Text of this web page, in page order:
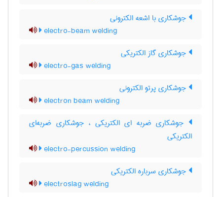
جوشکاری با اشعه الکترونی
electro-beam welding
جوشکاری گاز الکتریکی
electro-gas welding
جوشکاری پرتو الکترونی
electron beam welding
جوشکاری ضربه ای الکتریکی ، جوشکاری ضربه‌ای
الکتریکی
electro-percussion welding
جوشکاری سرباره الکتریکی
electroslag welding